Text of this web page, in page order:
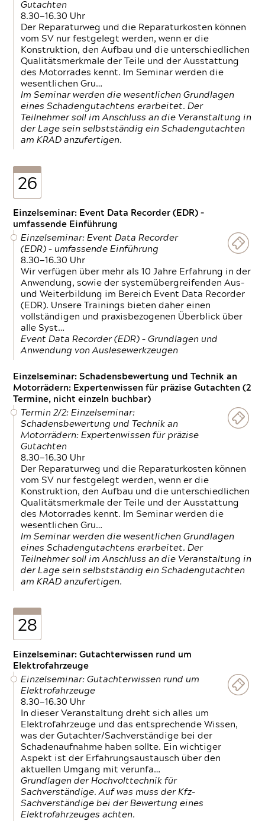
Gutachten
8.30—16.30 Uhr
Der Reparaturweg und die Reparaturkosten können
vom SV nur festgelegt werden, wenn er die
Konstruktion, den Aufbau und die unterschiedlichen
Qualitätsmerkmale der Teile und der Ausstattung
des Motorrades kennt. Im Seminar werden die
wesentlichen Gru…
Im Seminar werden die wesentlichen Grundlagen
eines Schadengutachtens erarbeitet. Der
Teilnehmer soll im Anschluss an die Veranstaltung in
der Lage sein selbstständig ein Schadengutachten
am KRAD anzufertigen.
26
Einzelseminar: Event Data Recorder (EDR) –
umfassende Einführung
Einzelseminar: Event Data Recorder
(EDR) – umfassende Einführung
8.30—16.30 Uhr
Wir verfügen über mehr als 10 Jahre Erfahrung in der
Anwendung, sowie der systemübergreifenden Aus-
und Weiterbildung im Bereich Event Data Recorder
(EDR). Unsere Trainings bieten daher einen
vollständigen und praxisbezogenen Überblick über
alle Syst…
Event Data Recorder (EDR) – Grundlagen und
Anwendung von Auslesewerkzeugen
Einzelseminar: Schadensbewertung und Technik an
Motorrädern: Expertenwissen für präzise Gutachten (2
Termine, nicht einzeln buchbar)
Termin 2/2: Einzelseminar:
Schadensbewertung und Technik an
Motorrädern: Expertenwissen für präzise
Gutachten
8.30—16.30 Uhr
Der Reparaturweg und die Reparaturkosten können
vom SV nur festgelegt werden, wenn er die
Konstruktion, den Aufbau und die unterschiedlichen
Qualitätsmerkmale der Teile und der Ausstattung
des Motorrades kennt. Im Seminar werden die
wesentlichen Gru…
Im Seminar werden die wesentlichen Grundlagen
eines Schadengutachtens erarbeitet. Der
Teilnehmer soll im Anschluss an die Veranstaltung in
der Lage sein selbstständig ein Schadengutachten
am KRAD anzufertigen.
28
Einzelseminar: Gutachterwissen rund um
Elektrofahrzeuge
Einzelseminar: Gutachterwissen rund um
Elektrofahrzeuge
8.30—16.30 Uhr
In dieser Veranstaltung dreht sich alles um
Elektrofahrzeuge und das entsprechende Wissen,
was der Gutachter/Sachverständige bei der
Schadenaufnahme haben sollte. Ein wichtiger
Aspekt ist der Erfahrungsaustausch über den
aktuellen Umgang mit verunfa…
Grundlagen der Hochvolttechnik für
Sachverständige. Auf was muss der Kfz-
Sachverständige bei der Bewertung eines
Elektrofahrzeuges achten.